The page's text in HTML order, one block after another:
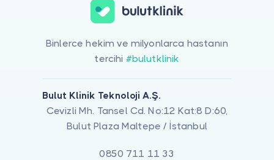
Binlerce hekim ve milyonlarca hastanın
tercihi #bulutklinik
Bulut Klinik Teknoloji A.Ş.
Cevizli Mh. Tansel Cd. No:12 Kat:8 D:60,
Bulut Plaza Maltepe / İstanbul
0850 711 11 33